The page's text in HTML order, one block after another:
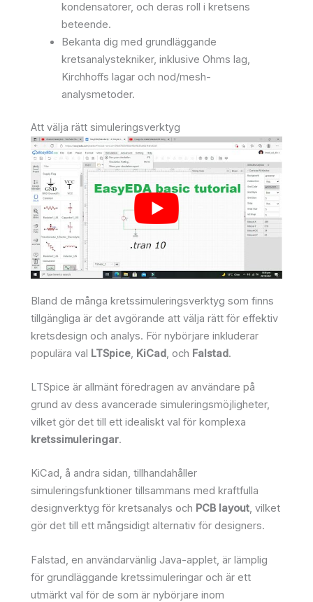
kondensatorer, och deras roll i kretsens
beteende.
Bekanta dig med grundläggande
kretsanalystekniker, inklusive Ohms lag,
Kirchhoffs lagar och nod/mesh-
analysmetoder.
Att välja rätt simuleringsverktyg
Bland de många kretssimuleringsverktyg som finns
tillgängliga är det avgörande att välja rätt för effektiv
kretsdesign och analys. För nybörjare inkluderar
populära val LTSpice, KiCad, och Falstad.
LTSpice är allmänt föredragen av användare på
grund av dess avancerade simuleringsmöjligheter,
vilket gör det till ett idealiskt val för komplexa
kretssimuleringar.
KiCad, å andra sidan, tillhandahåller
simuleringsfunktioner tillsammans med kraftfulla
designverktyg för kretsanalys och PCB layout, vilket
gör det till ett mångsidigt alternativ för designers.
Falstad, en användarvänlig Java-applet, är lämplig
för grundläggande kretssimuleringar och är ett
utmärkt val för de som är nybörjare inom